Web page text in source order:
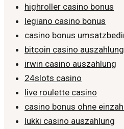
highroller casino bonus
legiano casino bonus
casino bonus
bitcoin casino auszahlung
irwin casino auszahlung
24slots casino
live roulette casino
casino bonus ohne
lukki casino auszahlung